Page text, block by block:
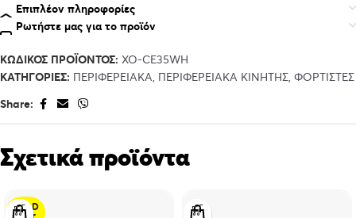
Επιπλέον πληροφορίες
Ρωτήστε μας για το προϊόν
ΚΩΔΙΚΌΣ ΠΡΟΪΌΝΤΟΣ: XO-CE35WH
ΚΑΤΗΓΟΡΊΕΣ: ΠΕΡΙΦΕΡΕΙΑΚΑ ΠΕΡΙΦΕΡΕΙΑΚΑ ΚΙΝΗΤΗΣ ΦΟΡΤΙΣΤΕΣ
Share:
Σχετικά προϊόντα
SOLD